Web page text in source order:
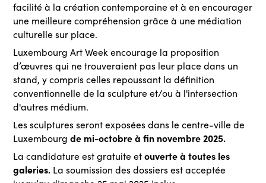
facilité à la création contemporaine et à en encourager
une meilleure compréhension grâce à une médiation
culturelle sur place.
Luxembourg Art Week encourage la proposition
d’œuvres qui ne trouveraient pas leur place dans un
stand, y compris celles repoussant la définition
conventionnelle de la sculpture et/ou à l'intersection
d'autres médium.
Les sculptures seront exposées dans le centre-ville de
Luxembourgde mi-octobre à fin novembre 2025.
La candidature est gratuite etouverte à toutes les
galeries. La soumission des dossiers est acceptée